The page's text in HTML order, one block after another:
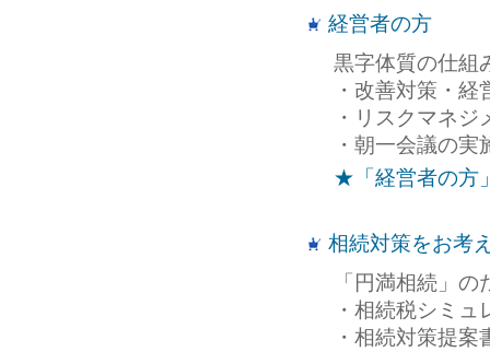
経営者の方
黒字体質の仕組
・改善対策・経
・リスクマネ
・朝一会議の実
★「経営者の方
相続対策をお考
「円満相続」の
・相続税シミュ
・相続対策提案